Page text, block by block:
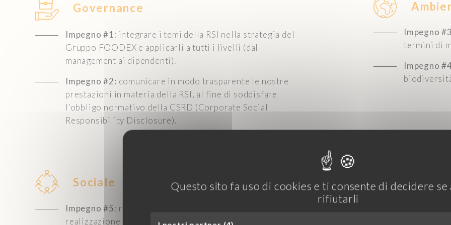
Questo sito fa uso di cookies e ti consente di decidere
rifiutarli
Governance
Impegno #1: integrare i temi della RSI nella strategia del
Gruppo FOODEX e applicarli a tutti i livelli (dal
management ai dipendenti).
Impegno #2: comunicare in modo trasparente le nostre
prestazioni in materia della RSI, al fine di soddisfare
l’obbligo normativo della CSRD (Corporate Social
Responsibility Disclosure).
Impegno #3
termini di
Impegno
Sociale
Impegno #5: rendere FOODEX un luogo favorevole alla
realizzazione professionale, rispondendo alle esigenze
Etica